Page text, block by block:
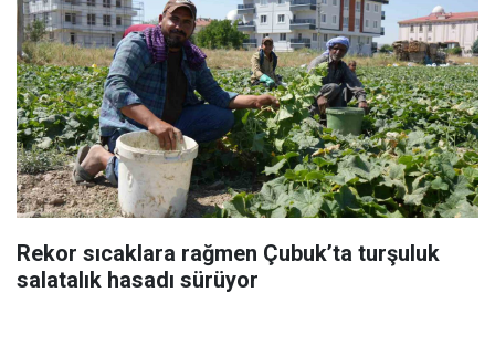
Rekor sıcaklara rağmen Çubuk’ta turşuluk
salatalık hasadı sürüyor